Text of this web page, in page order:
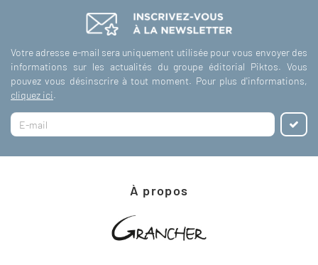
Votre adresse e-mail sera uniquement utilisée pour vous envoyer des
informations sur les actualités du groupe éditorial Piktos. Vous
pouvez vous désinscrire à tout moment. Pour plus d'informations,
cliquez ici.
À propos